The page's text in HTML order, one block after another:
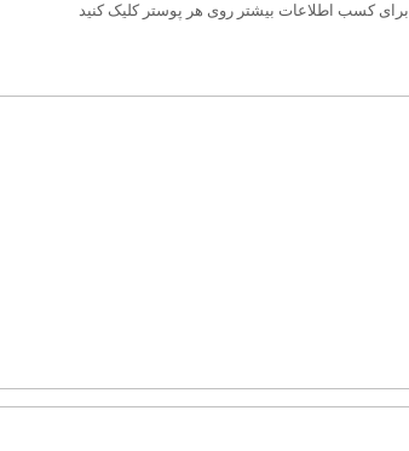
برای کسب اطلاعات بیشتر روی هر پوستر کلیک کنید